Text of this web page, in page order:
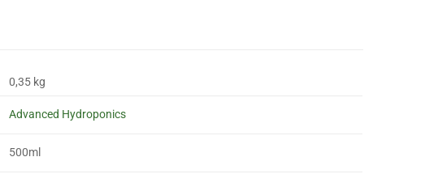
0,35 kg
Advanced Hydroponics
500ml